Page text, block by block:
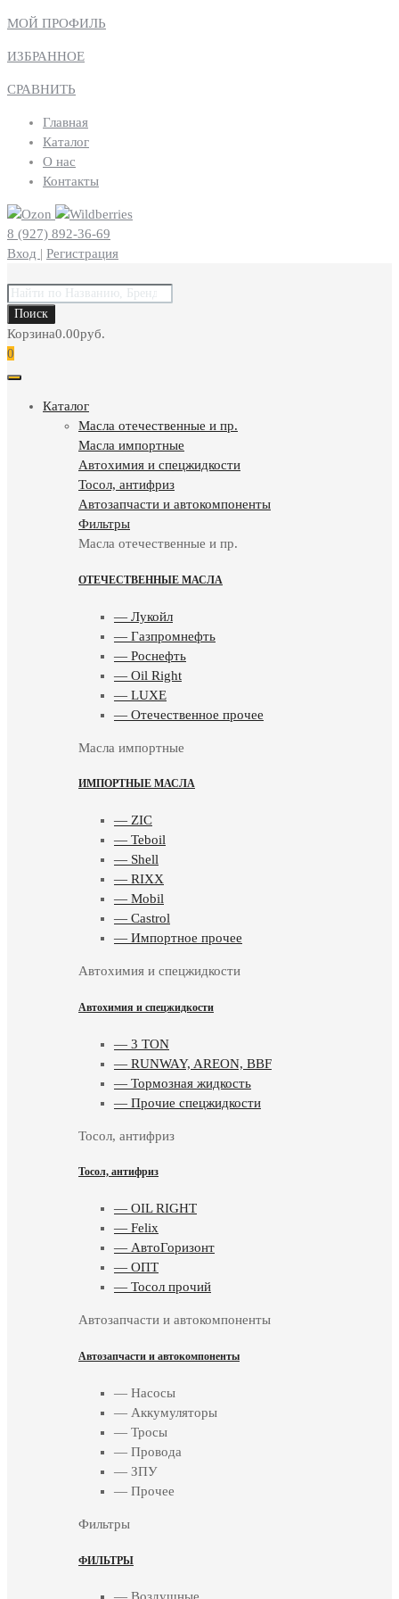
МОЙ ПРОФИЛЬ
ИЗБРАННОЕ
СРАВНИТЬ
Главная
Каталог
О нас
Контакты
8 (927) 892-36-69
Вход | Регистрация
Поиск
товаров
Поиск
Корзина0.00руб.
0
Каталог
Масла отечественные и пр.
Масла импортные
Автохимия и спецжидкости
Тосол, антифриз
Автозапчасти и автокомпоненты
Фильтры
Масла отечественные и пр.
ОТЕЧЕСТВЕННЫЕ МАСЛА
— Лукойл
— Газпромнефть
— Роснефть
— Oil Right
— LUXE
— Отечественное прочее
Масла импортные
ИМПОРТНЫЕ МАСЛА
— ZIC
— Teboil
— Shell
— RIXX
— Mobil
— Castrol
— Импортное прочее
Автохимия и спецжидкости
Автохимия и спецжидкости
— 3 TON
— RUNWAY, AREON, BBF
— Тормозная жидкость
— Прочие спецжидкости
Тосол, антифриз
Тосол, антифриз
— OIL RIGHT
— Felix
— АвтоГоризонт
— ОПТ
— Тосол прочий
Автозапчасти и автокомпоненты
Автозапчасти и автокомпоненты
— Насосы
— Аккумуляторы
— Тросы
— Провода
— ЗПУ
— Прочее
Фильтры
ФИЛЬТРЫ